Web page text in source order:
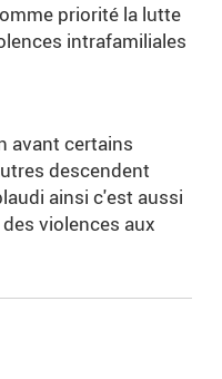
priorité la lutte
intrafamiliales
avant certains
descendent
ainsi c'est aussi
violences aux